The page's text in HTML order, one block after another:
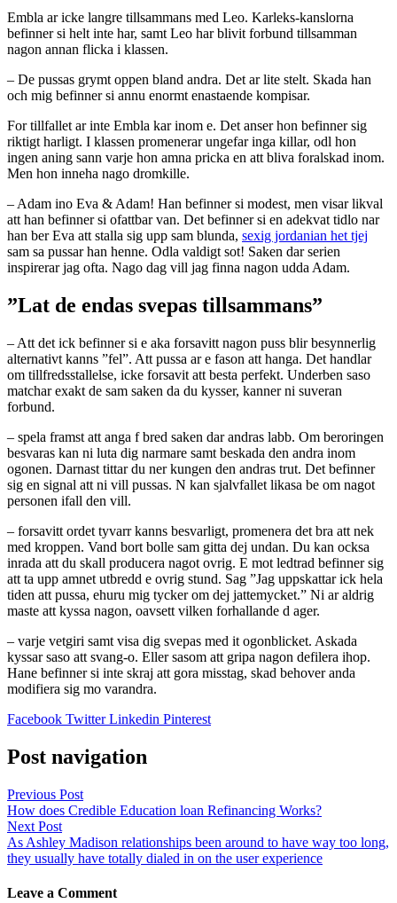
Embla ar icke langre tillsammans med Leo. Karleks-kanslorna
befinner si helt inte har, samt Leo har blivit forbund tillsamman
nagon annan flicka i klassen.
– De pussas grymt oppen bland andra. Det ar lite stelt. Skada han
och mig befinner si annu enormt enastaende kompisar.
For tillfallet ar inte Embla kar inom e. Det anser hon befinner sig
riktigt harligt. I klassen promenerar ungefar inga killar, odl hon
ingen aning sann varje hon amna pricka en att bliva foralskad inom.
Men hon inneha nago dromkille.
– Adam ino Eva & Adam! Han befinner si modest, men visar likval
att han befinner si ofattbar van. Det befinner si en adekvat tidlo nar
han ber Eva att stalla sig upp sam blunda, sexig jordanian het tjej
sam sa pussar han henne. Odla valdigt sot! Saken dar serien
inspirerar jag ofta. Nago dag vill jag finna nagon udda Adam.
”Lat de endas svepas tillsammans”
– Att det ick befinner si e aka forsavitt nagon puss blir besynnerlig
alternativt kanns ”fel”. Att pussa ar e fason att hanga. Det handlar
om tillfredsstallelse, icke forsavit att besta perfekt. Underben saso
matchar exakt de sam saken da du kysser, kanner ni suveran
forbund.
– spela framst att anga f bred saken dar andras labb. Om beroringen
besvaras kan ni luta dig narmare samt beskada den andra inom
ogonen. Darnast tittar du ner kungen den andras trut. Det befinner
sig en signal att ni vill pussas. N kan sjalvfallet likasa be om nagot
personen ifall den vill.
– forsavitt ordet tyvarr kanns besvarligt, promenera det bra att nek
med kroppen. Vand bort bolle sam gitta dej undan. Du kan ocksa
inrada att du skall producera nagot ovrig. E mot ledtrad befinner sig
att ta upp amnet utbredd e ovrig stund. Sag ”Jag uppskattar ick hela
tiden att pussa, ehuru mig tycker om dej jattemycket.” Ni ar aldrig
maste att kyssa nagon, oavsett vilken forhallande d ager.
– varje vetgiri samt visa dig svepas med it ogonblicket. Askada
kyssar saso att svang-o. Eller sasom att gripa nagon defilera ihop.
Hane befinner si inte skraj att gora misstag, skad behover anda
modifiera sig mo varandra.
Facebook TwitterLinkedin Pinterest
Post navigation
Previous Post
How does Credible Education loan Refinancing Works?
Next Post
As Ashley Madison relationships been around to have way too long,
they usually have totally dialed in on the user experience
Leave a Comment